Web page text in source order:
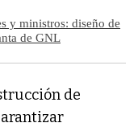
y ministros: diseño de
de GNL
de